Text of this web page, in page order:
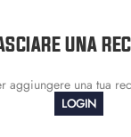
UNA
aggiungere una tua
LOGIN